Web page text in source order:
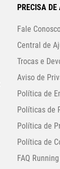
PRECISA DE
Fale
Central de
Trocas e
Aviso de
Política de
Políticas de
Política de
Política de
FAQ